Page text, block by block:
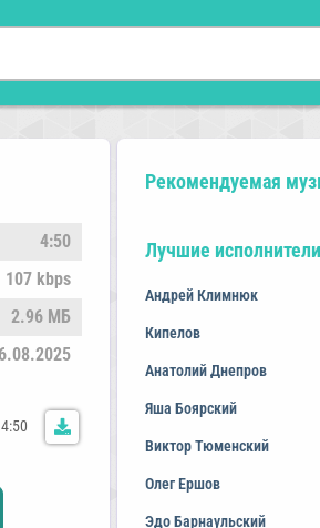
4:50
107 kbps
2.96 МБ
4:50
Рекомендуемая
Лучшие исполнители
Андрей Климнюк
Кипелов
Анатолий Днепров
Яша Боярский
Виктор Тюменский
Олег Ершов
Эдо Барнаульский